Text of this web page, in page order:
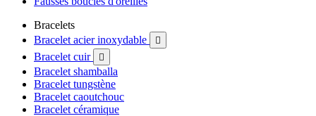
Bracelets
Bracelet acier inoxydable

Bracelet cuir 
Bracelet shamballa
Bracelet tungstène
Bracelet caoutchouc
Bracelet céramique